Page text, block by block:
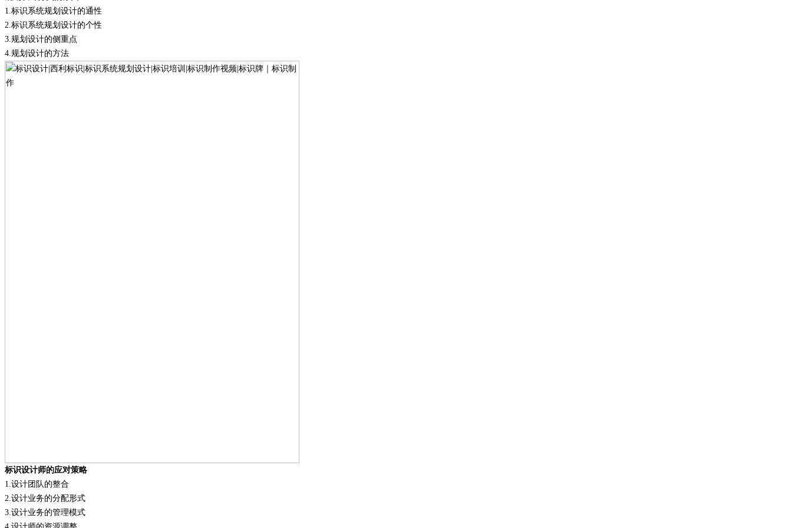
1. 标识系统规划设计的通性
2. 标识系统规划设计的个性
3. 规划设计的侧重点
4. 规划设计的方法
标识设计师的应对策略
1. 设计团队的整合
2. 设计业务的分配形式
3. 设计业务的管理模式